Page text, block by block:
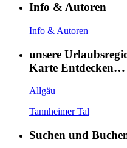
Info & Autoren
Info & Autoren
unsere
Karte Entdecken…
Allgäu
Tannheimer Tal
Suchen und